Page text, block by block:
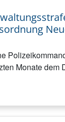
Monate dem